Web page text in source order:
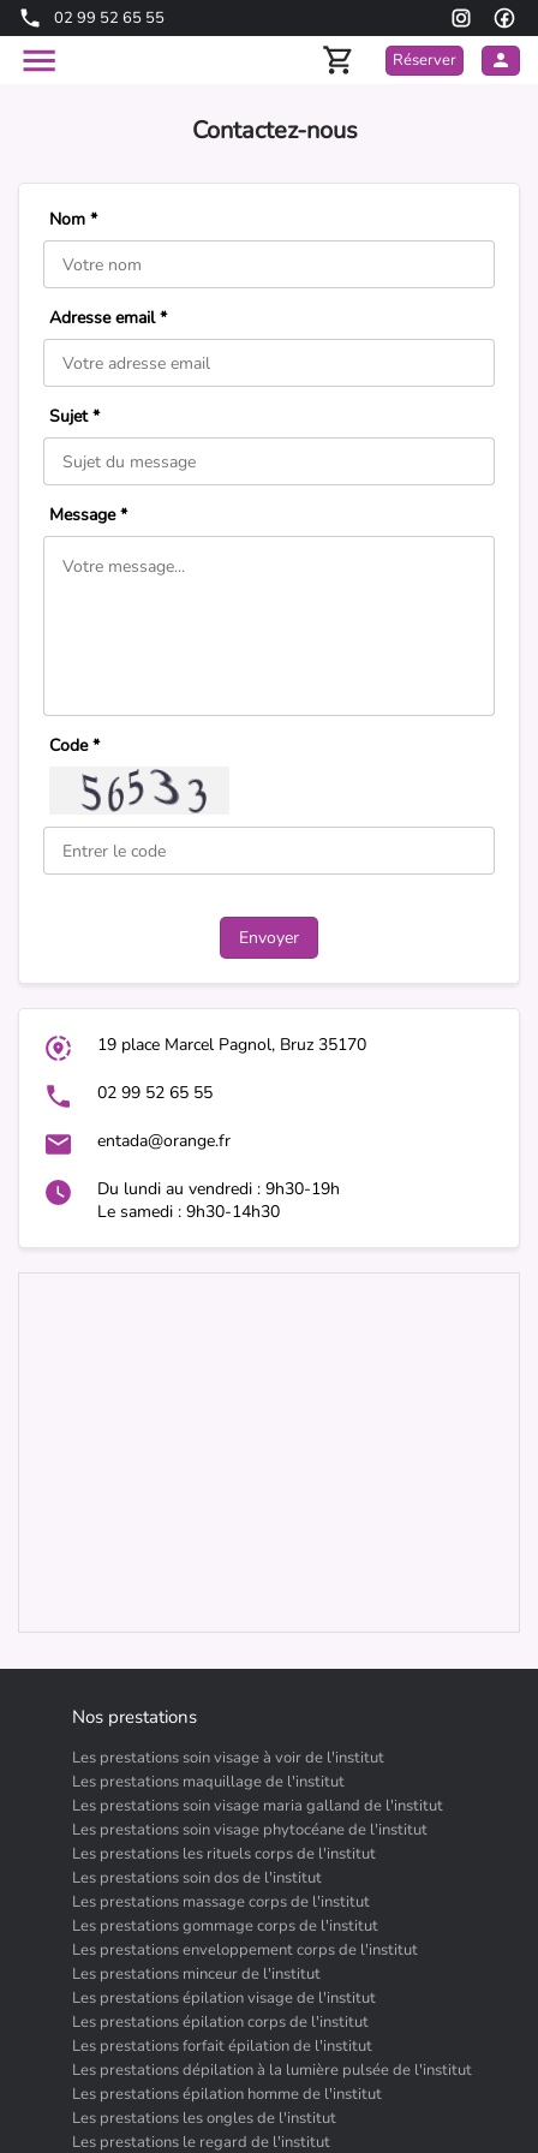
02 99 52 65 55
Réserver
Contactez-nous
Nom *
Adresse email *
Sujet *
Message *
Code *
19 place Marcel Pagnol, Bruz 35170
02 99 52 65 55
entada@orange.fr
Du lundi au vendredi : 9h30-19h
Le samedi : 9h30-14h30
Nos prestations
Les prestations soin visage à voir de l'institut
Les prestations maquillage de l'institut
Les prestations soin visage maria galland de l'institut
Les prestations soin visage phytocéane de l'institut
Les prestations les rituels corps de l'institut
Les prestations soin dos de l'institut
Les prestations massage corps de l'institut
Les prestations gommage corps de l'institut
Les prestations enveloppement corps de l'institut
Les prestations minceur de l'institut
Les prestations épilation visage de l'institut
Les prestations épilation corps de l'institut
Les prestations forfait épilation de l'institut
Les prestations dépilation à la lumière pulsée de l'institut
Les prestations épilation homme de l'institut
Les prestations les ongles de l'institut
Les prestations le regard de l'institut